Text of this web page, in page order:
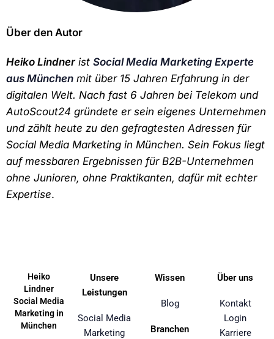
Über den Autor
Heiko Lindner ist Social Media Marketing Experte
aus München mit über 15 Jahren Erfahrung in der
digitalen Welt. Nach fast 6 Jahren bei Telekom und
AutoScout24 gründete er sein eigenes Unternehmen
und zählt heute zu den gefragtesten Adressen für
Social Media Marketing in München. Sein Fokus liegt
auf messbaren Ergebnissen für B2B-Unternehmen
ohne Junioren, ohne Praktikanten, dafür mit echter
Expertise.
Heiko
Lindner
Social Media
Marketing in
München
Unsere
Leistungen
Social Media
Marketing
Wissen
Blog
Branchen
Über uns
Kontakt
Login
Karriere